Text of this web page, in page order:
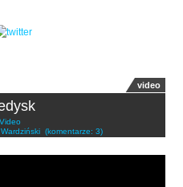
video
Video
(komentarze: 3)